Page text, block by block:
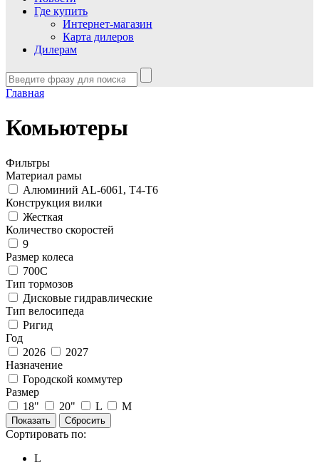
Где купить
Интернет-магазин
Карта дилеров
Дилерам
Главная
Комьютеры
Фильтры
Материал рамы
Алюминий AL-6061, T4-T6
Конструкция вилки
Жесткая
Количество скоростей
9
Размер колеса
700С
Тип тормозов
Дисковые гидравлические
Тип велосипеда
Ригид
Год
2026
2027
Назначение
Городской коммутер
Размер
18"
20" L M
Сортировать по:
L